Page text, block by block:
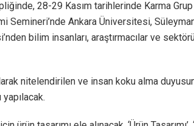
28-29 Kasım tarihlerinde Karma Grup
Semineri’nde Ankara Üniversitesi,
bilim insanları, araştırmacılar ve
nitelendirilen ve insan koku alma
yapılacak.